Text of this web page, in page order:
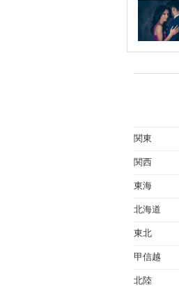
関東
関西
東海
北海道
東北
甲信越
北陸